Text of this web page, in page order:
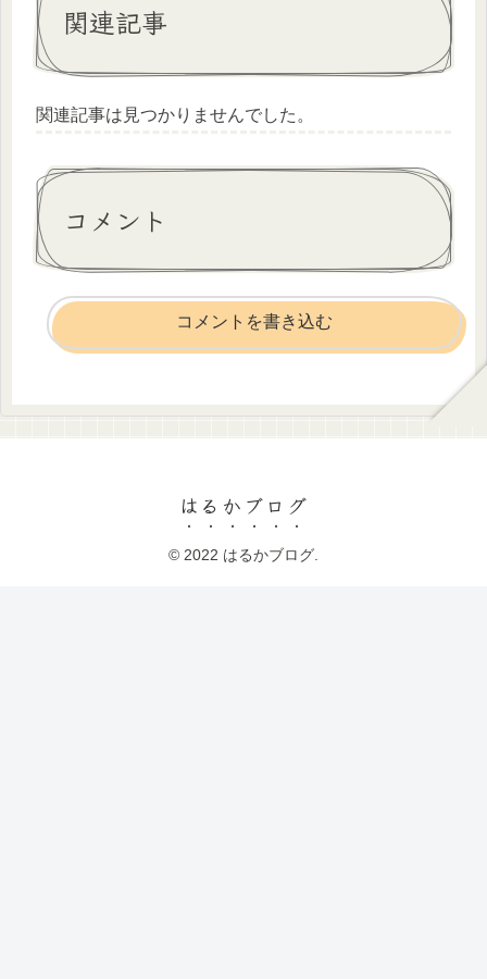
関連記事
関連記事は見つかりませんでした。
コメント
コメントを書き込む
はるかブログ
© 2022 はるかブログ.